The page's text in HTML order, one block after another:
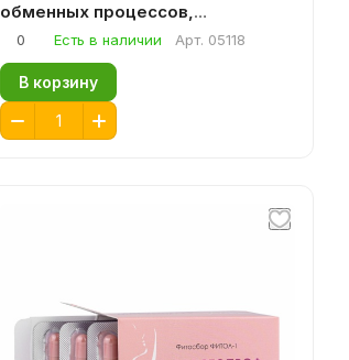
обменных процессов,
уменьшению отечности
0 Есть в наличии Арт. 05118
В корзину